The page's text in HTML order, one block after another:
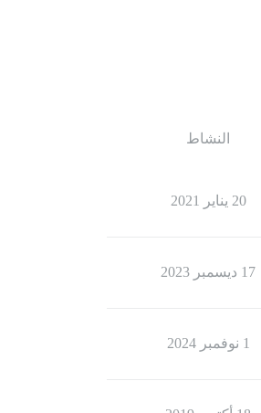
النشاط
20 يناير 2021
17 ديسمبر 2023
1 نوفمبر 2024